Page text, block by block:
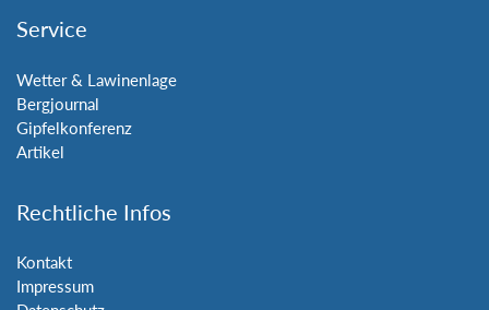
Service
Wetter & Lawinenlage
Bergjournal
Gipfelkonferenz
Artikel
Rechtliche Infos
Kontakt
Impressum